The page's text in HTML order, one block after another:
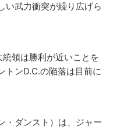
い武力衝突が繰り広げら
領は勝利が近いことを
トンD.C.の陥落は目前に
・ダンスト）は、ジャー